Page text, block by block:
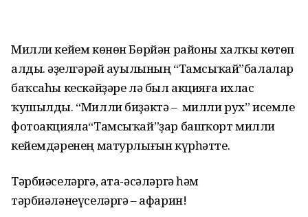
Милли кейем көнөн Бөрйән районы халҡы көтөп
алды. Ғәҙелгәрәй ауылының “Тамсыҡай”балалар
баҡсаһы кескәйҙәре лә был акцияға ихлас
ҡушылды. “Милли биҙәктә – милли рух” исемле
фотоакцияла“Тамсыҡай”ҙар башҡорт милли
кейемдәренең матурлығын күрһәтте.
Тәрбиәселәргә, ата-әсәләргә һәм
тәрбиәләнеүселәргә – афарин!